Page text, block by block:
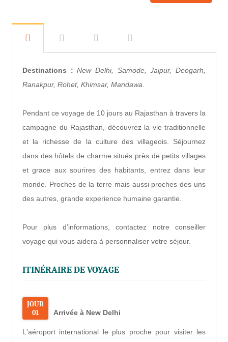
Destinations :New Delhi, Samode, Jaipur, Deogarh,
Ranakpur, Rohet, Khimsar, Mandawa.
Pendant ce voyage de 10 jours au Rajasthan à travers la
campagne du Rajasthan, découvrez la vie traditionnelle
et la richesse de la culture des villageois. Séjournez
dans des hôtels de charme situés près de petits villages
et grace aux sourires des habitants, entrez dans leur
monde. Proches de la terre mais aussi proches des uns
des autres, grande experience humaine garantie.
Pour plus d’informations, contactez notre conseiller
voyage qui vous aidera à personnaliser votre séjour.
ITINÉRAIRE DE VOYAGE
JOUR
01
Arrivée à New Delhi
L'aéroport international le plus proche pour visiter les